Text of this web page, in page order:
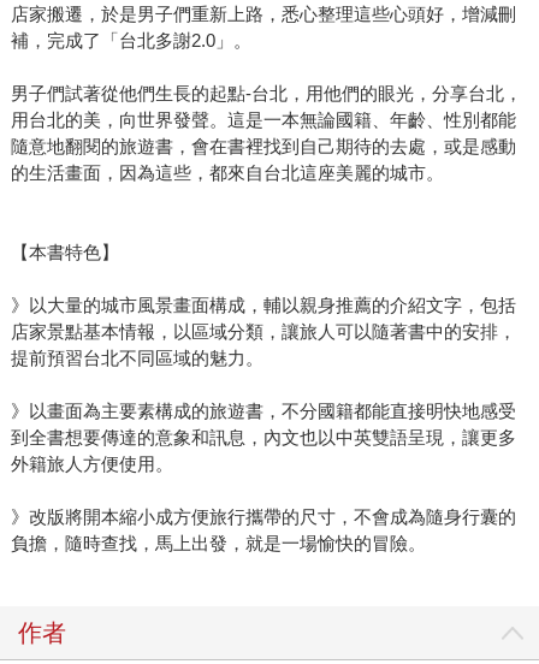
店家搬遷，於是男子們重新上路，悉心整理這些心頭好，增減刪
補，完成了「台北多謝2.0」。
男子們試著從他們生長的起點-台北，用他們的眼光，分享台北，
用台北的美，向世界發聲。這是一本無論國籍、年齡、性別都能
隨意地翻閱的旅遊書，會在書裡找到自己期待的去處，或是感動
的生活畫面，因為這些，都來自台北這座美麗的城市。
【本書特色】
》以大量的城市風景畫面構成，輔以親身推薦的介紹文字，包括
店家景點基本情報，以區域分類，讓旅人可以隨著書中的安排，
提前預習台北不同區域的魅力。
》以畫面為主要素構成的旅遊書，不分國籍都能直接明快地感受
到全書想要傳達的意象和訊息，內文也以中英雙語呈現，讓更多
外籍旅人方便使用。
》改版將開本縮小成方便旅行攜帶的尺寸，不會成為隨身行囊的
負擔，隨時查找，馬上出發，就是一場愉快的冒險。
作者